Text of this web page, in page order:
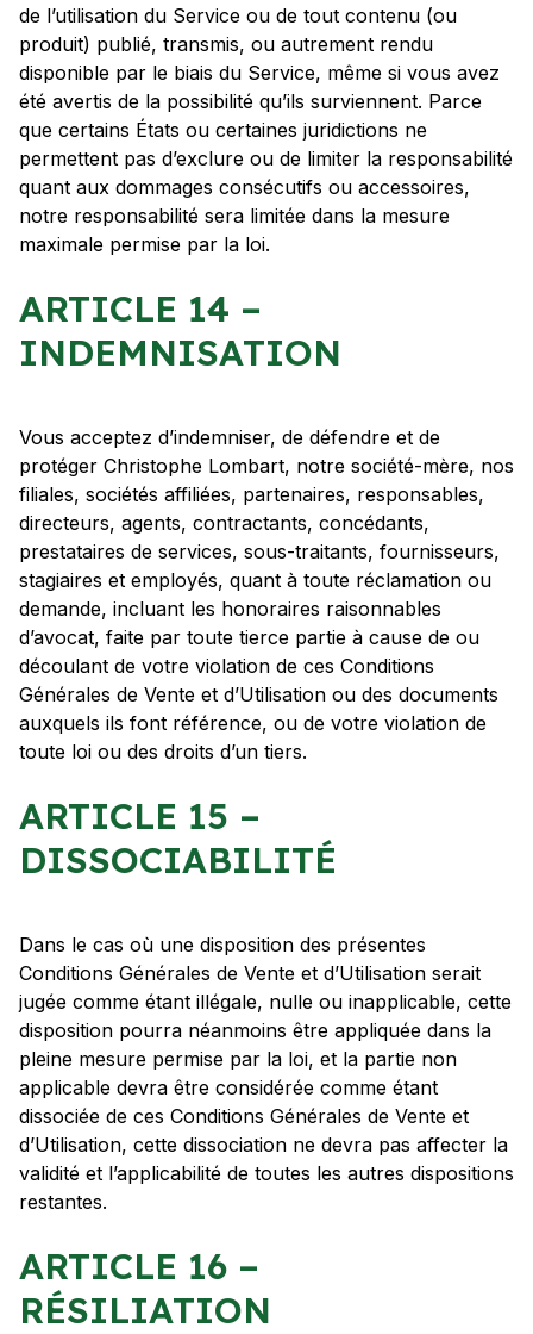
de l’utilisation du Service ou de tout contenu (ou
produit) publié, transmis, ou autrement rendu
disponible par le biais du Service, même si vous avez
été avertis de la possibilité qu’ils surviennent. Parce
que certains États ou certaines juridictions ne
permettent pas d’exclure ou de limiter la responsabilité
quant aux dommages consécutifs ou accessoires,
notre responsabilité sera limitée dans la mesure
maximale permise par la loi.
ARTICLE 14 –
INDEMNISATION
Vous acceptez d’indemniser, de défendre et de
protéger Christophe Lombart, notre société-mère, nos
filiales, sociétés affiliées, partenaires, responsables,
directeurs, agents, contractants, concédants,
prestataires de services, sous-traitants, fournisseurs,
stagiaires et employés, quant à toute réclamation ou
demande, incluant les honoraires raisonnables
d’avocat, faite par toute tierce partie à cause de ou
découlant de votre violation de ces Conditions
Générales de Vente et d’Utilisation ou des documents
auxquels ils font référence, ou de votre violation de
toute loi ou des droits d’un tiers.
ARTICLE 15 –
DISSOCIABILITÉ
Dans le cas où une disposition des présentes
Conditions Générales de Vente et d’Utilisation serait
jugée comme étant illégale, nulle ou inapplicable, cette
disposition pourra néanmoins être appliquée dans la
pleine mesure permise par la loi, et la partie non
applicable devra être considérée comme étant
dissociée de ces Conditions Générales de Vente et
d’Utilisation, cette dissociation ne devra pas affecter la
validité et l’applicabilité de toutes les autres dispositions
restantes.
ARTICLE 16 –
RÉSILIATION